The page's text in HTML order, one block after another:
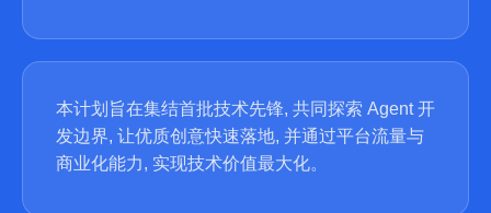
本计划旨在集结首批技术先锋, 共同探索 Agent 开
发边界, 让优质创意快速落地, 并通过平台流量与
商业化能力, 实现技术价值最大化。